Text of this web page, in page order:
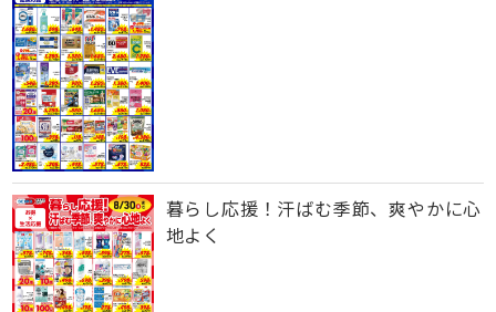
暮らし応援！汗ばむ季節、爽やかに心
地よく